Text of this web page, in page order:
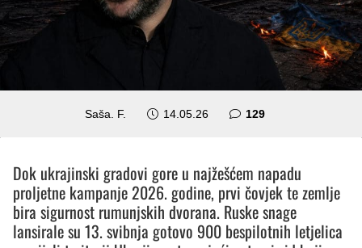
Saša. F. 14.05.26 129komentara
Dok ukrajinski gradovi gore u najžešćem napadu
proljetne kampanje 2026. godine, prvi čovjek te zemlje
bira sigurnost rumunjskih dvorana. Ruske snage
lansirale su 13. svibnja gotovo 900 bespilotnih letjelica